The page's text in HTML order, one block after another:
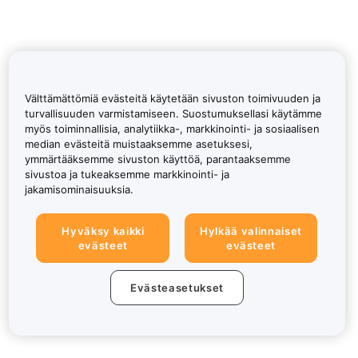
Välttämättömiä evästeitä käytetään sivuston toimivuuden ja
turvallisuuden varmistamiseen. Suostumuksellasi käytämme
myös toiminnallisia, analytiikka-, markkinointi- ja sosiaalisen
median evästeitä muistaaksemme asetuksesi,
ymmärtääksemme sivuston käyttöä, parantaaksemme
sivustoa ja tukeaksemme markkinointi- ja
jakamisominaisuuksia.
Hyväksy kaikki
evästeet
Hylkää valinnaiset
evästeet
Evästeasetukset